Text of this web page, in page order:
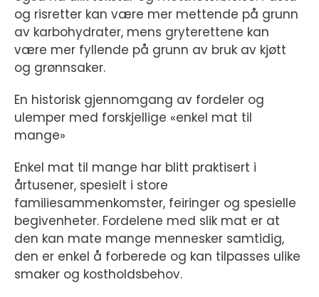
og risretter kan være mer mettende på grunn
av karbohydrater, mens gryterettene kan
være mer fyllende på grunn av bruk av kjøtt
og grønnsaker.
En historisk gjennomgang av fordeler og
ulemper med forskjellige «enkel mat til
mange»
Enkel mat til mange har blitt praktisert i
årtusener, spesielt i store
familiesammenkomster, feiringer og spesielle
begivenheter. Fordelene med slik mat er at
den kan mate mange mennesker samtidig,
den er enkel å forberede og kan tilpasses ulike
smaker og kostholdsbehov.